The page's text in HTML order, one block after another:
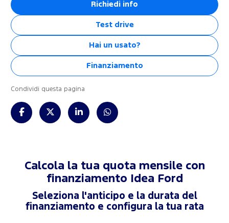
Richiedi info
Test drive
Hai un usato?
Finanziamento
Condividi questa pagina
Calcola la tua quota mensile con
finanziamento
Idea Ford
Seleziona l'anticipo e la durata del
finanziamento e configura la tua rata